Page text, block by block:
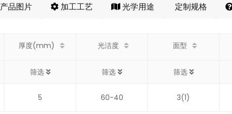
产品图片 加工工艺 光学用途 定制规格
厚度(mm) 光洁度 面型
筛选 筛选 筛选
5 60-40 3(1)